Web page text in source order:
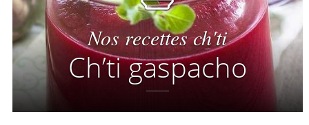
Nos recettes ch'ti
Ch’ti gaspacho